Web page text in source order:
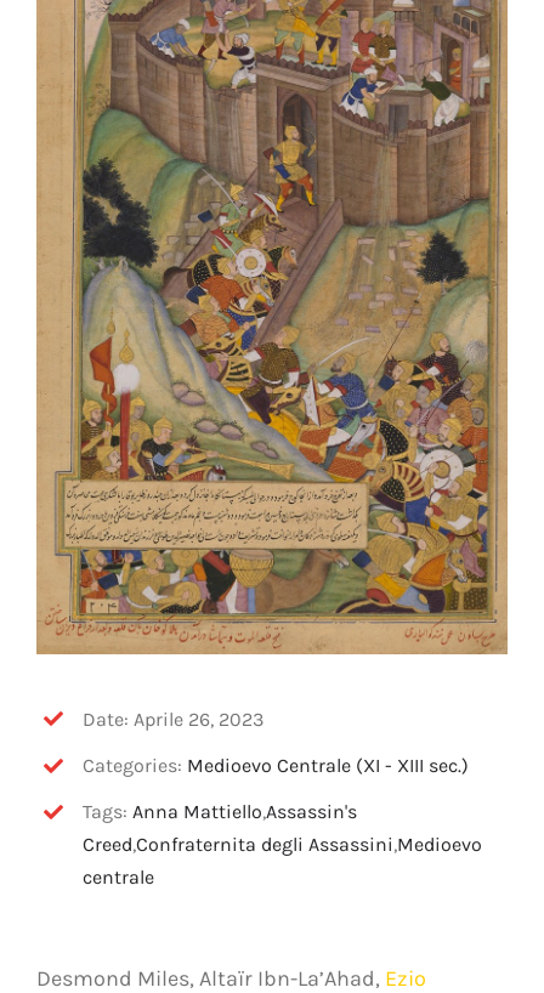
Date: Aprile 26, 2023
Categories: Medioevo Centrale (XI - XIII sec.)
Tags:Anna Mattiello,Assassin's
Creed,Confraternita degli Assassini,Medioevo
centrale
Desmond Miles, Altaïr Ibn-La’Ahad, Ezio